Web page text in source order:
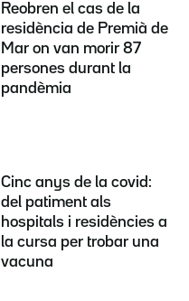
Reobren el cas de la
residència de Premià de
Mar on van morir 87
persones durant la
pandèmia
Cinc anys de la covid:
del patiment als
hospitals i residències a
la cursa per trobar una
vacuna